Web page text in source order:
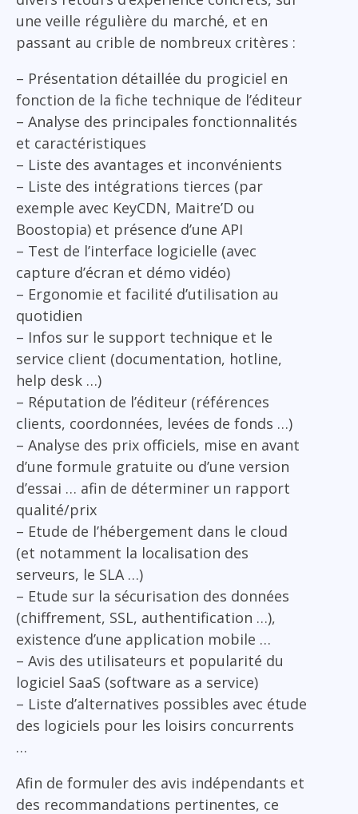
une veille régulière du marché, et en
passant au crible de nombreux critères :
– Présentation détaillée du progiciel en
fonction de la fiche technique de l’éditeur
– Analyse des principales fonctionnalités
et caractéristiques
– Liste des avantages et inconvénients
– Liste des intégrations tierces (par
exemple avec KeyCDN, Maitre’D ou
Boostopia) et présence d’une API
– Test de l’interface logicielle (avec
capture d’écran et démo vidéo)
– Ergonomie et facilité d’utilisation au
quotidien
– Infos sur le support technique et le
service client (documentation, hotline,
help desk …)
– Réputation de l’éditeur (références
clients, coordonnées, levées de fonds …)
– Analyse des prix officiels, mise en avant
d’une formule gratuite ou d’une version
d’essai … afin de déterminer un rapport
qualité/prix
– Etude de l’hébergement dans le cloud
(et notamment la localisation des
serveurs, le SLA …)
– Etude sur la sécurisation des données
(chiffrement, SSL, authentification …),
existence d’une application mobile …
– Avis des utilisateurs et popularité du
logiciel SaaS (software as a service)
– Liste d’alternatives possibles avec étude
des logiciels pour les loisirs concurrents
…
Afin de formuler des avis indépendants et
des recommandations pertinentes, ce